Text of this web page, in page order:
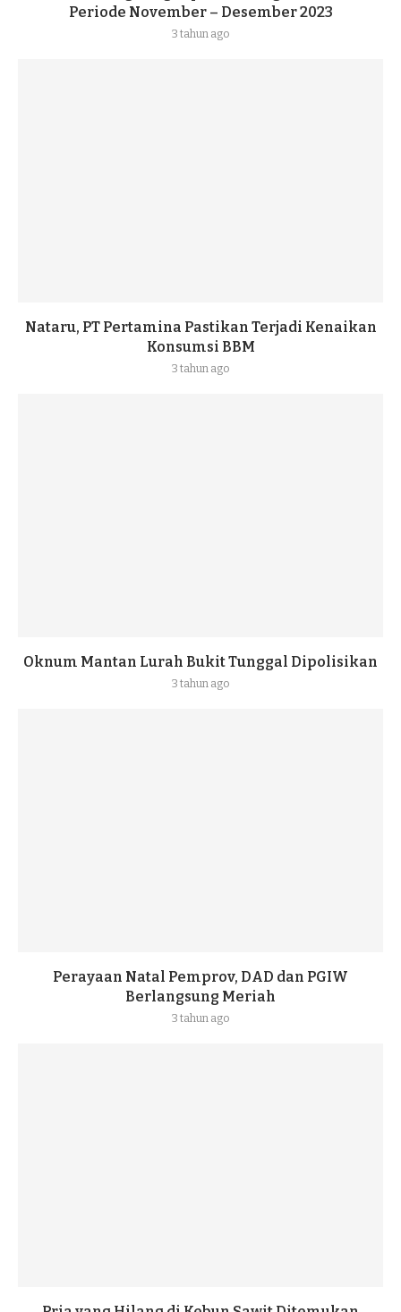
Periode November – Desember 2023
3 tahun ago
Nataru, PT Pertamina Pastikan Terjadi Kenaikan
Konsumsi BBM
3 tahun ago
Oknum Mantan Lurah Bukit Tunggal Dipolisikan
3 tahun ago
Perayaan Natal Pemprov, DAD dan PGIW
Berlangsung Meriah
3 tahun ago